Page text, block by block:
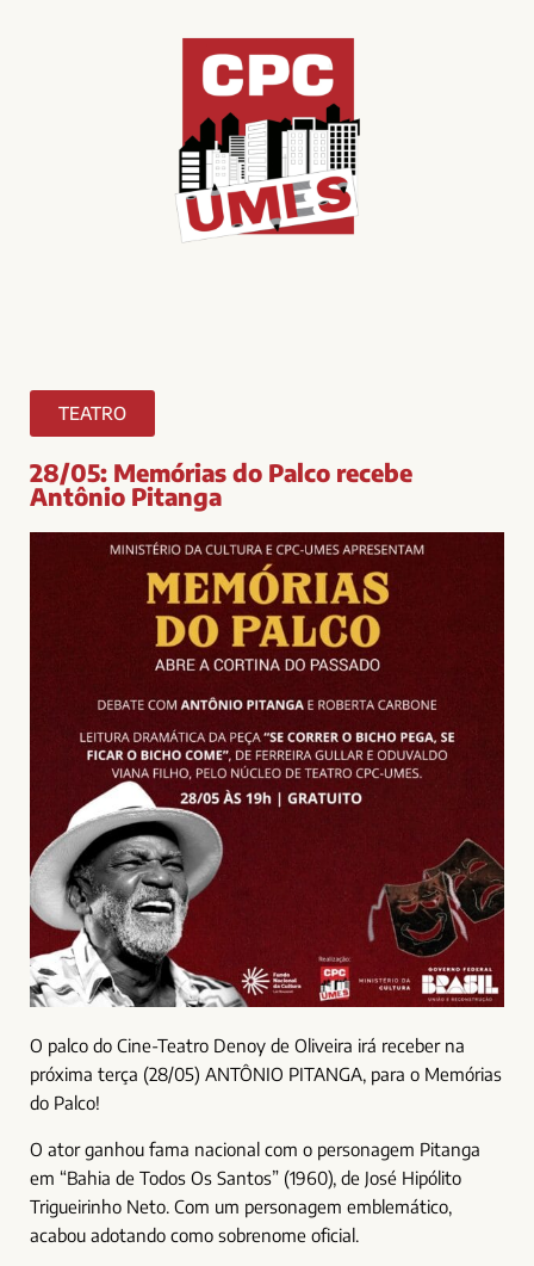
TEATRO
28/05: Memórias do Palco recebe
Antônio Pitanga
O palco do Cine-Teatro Denoy de Oliveira irá receber na
próxima terça (28/05) ANTÔNIO PITANGA, para o Memórias
do Palco!
O ator ganhou fama nacional com o personagem Pitanga
em “Bahia de Todos Os Santos” (1960), de José Hipólito
Trigueirinho Neto. Com um personagem emblemático,
acabou adotando como sobrenome oficial.